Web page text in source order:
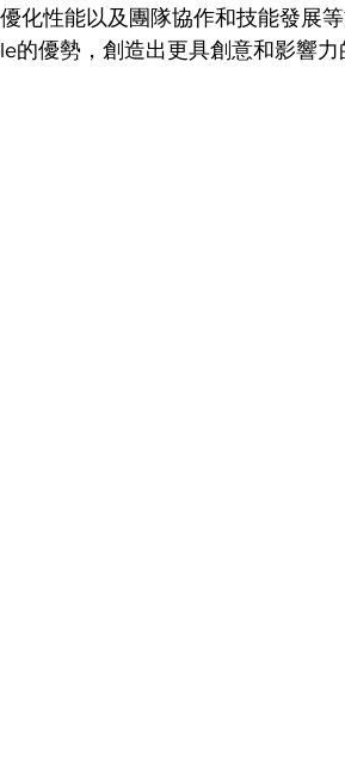
化性能以及團隊協作和技能發展等
的優勢，創造出更具創意和影響